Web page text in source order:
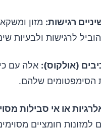
רגישות: מזון
לרגישות ולבעיות
(אולקוס): אלה עם
הסימפטומים שלהם.
או אי סבילות
למזונות חומציים